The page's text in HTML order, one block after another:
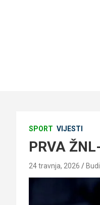
SPORT VIJESTI
PRVA
24 travnja, 2026